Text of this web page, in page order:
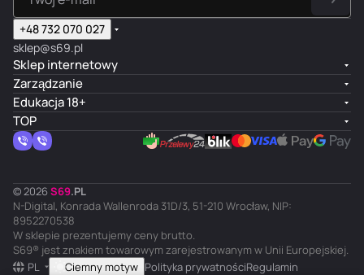
+48 732 070 027
sklep@s69.pl
Sklep internetowy
Zarządzanie
Edukacja 18+
TOP
© 2026 S69.PL
N-Digital, Konrada Wallenroda 31D/3, 51-210 Wrocław, NIP:
8952270538
W sklepie prezentujemy ceny brutto.
S69® jest znakiem towarowym zarejestrowanym w Unii Europejskiej.
PL
Ciemny motyw Polityka prywatnościRegulamin